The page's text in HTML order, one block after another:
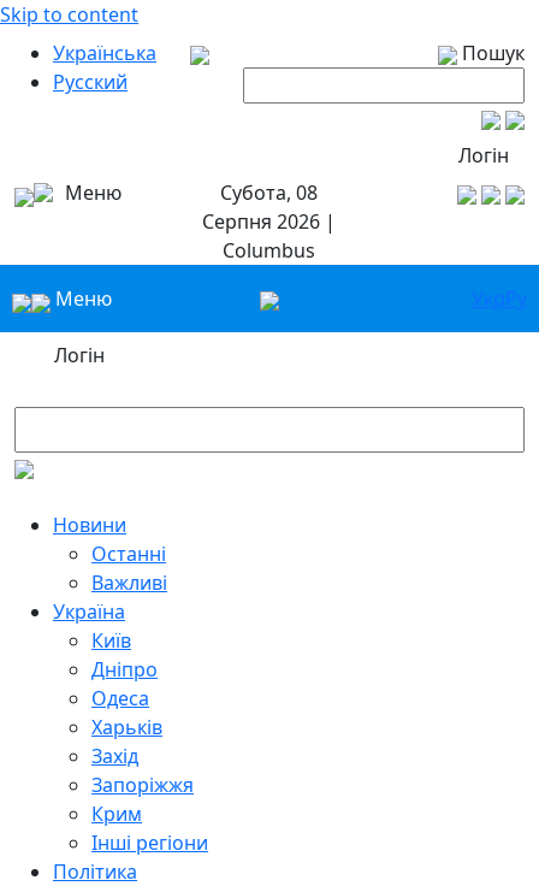
Skip to content
Українська
Русский
Пошук
Логін
Меню
Субота, 08
Серпня 2026 |
Columbus
Меню
УкрРу
Логін
Новини
Останні
Важливі
Україна
Київ
Дніпро
Одеса
Харьків
Захід
Запоріжжя
Крим
Інші регіони
Політика